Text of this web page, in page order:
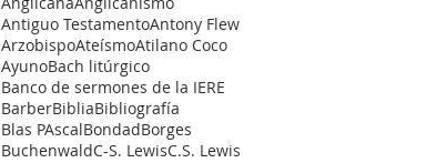
Antiguo TestamentoAntony Flew
ArzobispoAteísmoAtilano Coco
AyunoBach litúrgico
Banco de sermones de la IERE
BarberBibliaBibliografía
Blas PAscalBondadBorges
BuchenwaldC-S. LewisC.S. Lewis